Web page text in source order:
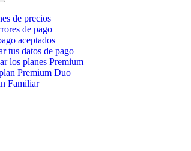
de precios
de pago
aceptados
tus datos de pago
los planes Premium
Premium Duo
Familiar